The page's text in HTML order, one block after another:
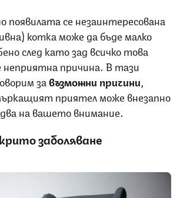
появилата се незаинтересована
котка може да бъде малко
след като зад всичко това
неприятна причина. В тази
завъзможни причини
приятел може внезапно
на вашето внимание.
заболяване